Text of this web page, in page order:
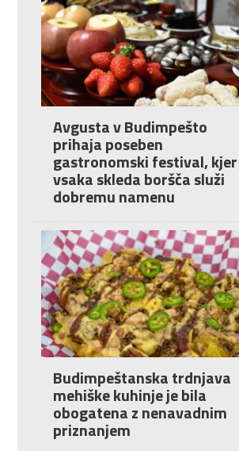
Avgusta v Budimpešto
prihaja poseben
gastronomski festival, kjer
vsaka skleda boršča služi
dobremu namenu
Budimpeštanska trdnjava
mehiške kuhinje je bila
obogatena z nenavadnim
priznanjem